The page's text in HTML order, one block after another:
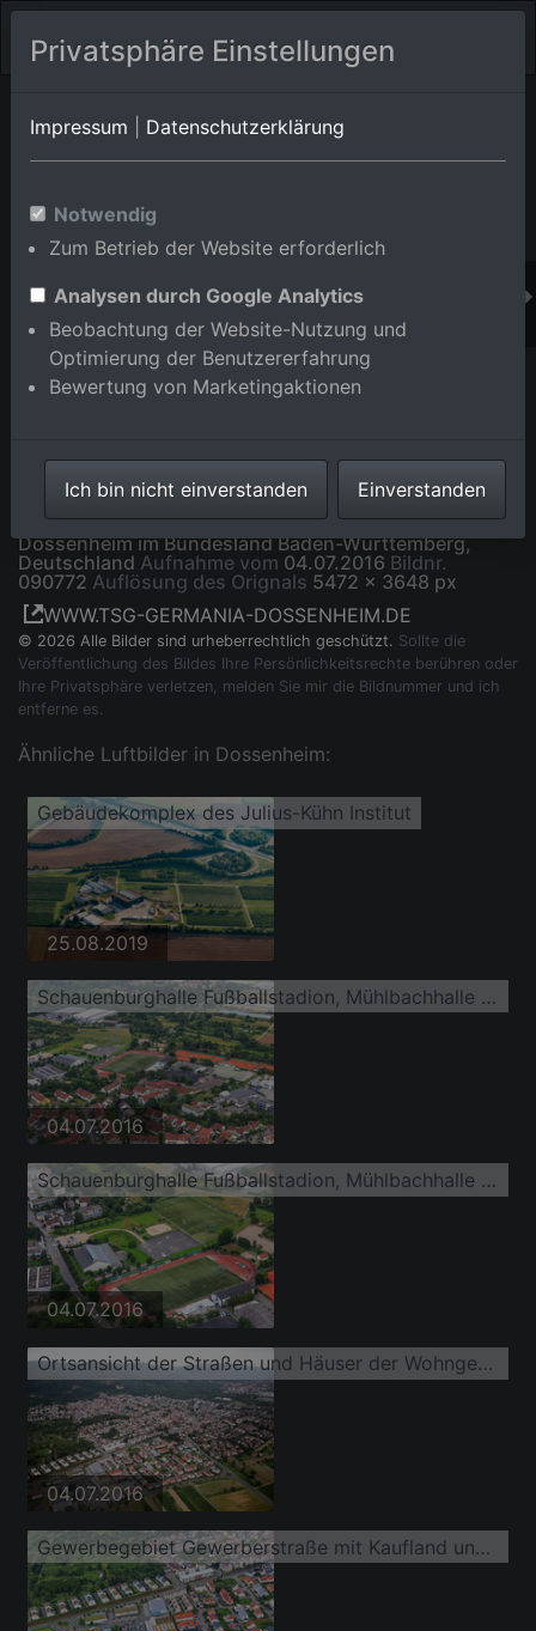
Orts-Album von Dossenheim
Württemberg,Deutschland
Im Shop bestellen
Tennishalle und -Plätze des TSG Germania 1889 in
Dossenheim im Bundesland Baden-Württemberg,
Deutschland Aufnahme vom 04.07.2016 Bildnr.
090772 Auflösung des Orignals 5472 x 3648 px
WWW.TSG-GERMANIA-DOSSENHEIM.DE
© 2026 Alle Bilder sind urheberrechtlich geschützt. Sollte die
Veröffentlichung des Bildes Ihre Persönlichkeitsrechte berühren oder
Ihre Privatsphäre verletzen, melden Sie mir die Bildnummer und ich
entferne es.
Ähnliche Luftbilder in Dossenheim:
Gebäudekomplex des Julius-Kühn Institut
25.08.2019
Schauenburghalle Fußballstadion, Mühlbachhalle und Beachvolleyballfelder
04.07.2016
Schauenburghalle Fußballstadion, Mühlbachhalle und Beachvolleyballfelder
04.07.2016
Ortsansicht der Straßen und Häuser der Wohngebiete
04.07.2016
Gewerbegebiet Gewerberstraße mit Kaufland und DEICHMANN
Privatsphäre Einstellungen
Impressum Datenschutzerklärung
Notwendig
Zum Betrieb der Website erforderlich
Analysen durch Google Analytics
Beobachtung der Website-Nutzung und
Optimierung der Benutzererfahrung
Bewertung von Marketingaktionen
Ich bin nicht einverstanden Einverstanden